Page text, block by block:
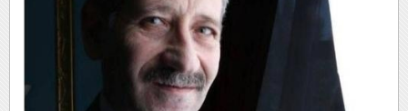
اجتماعی
حیات وحش
سیاست خارجی